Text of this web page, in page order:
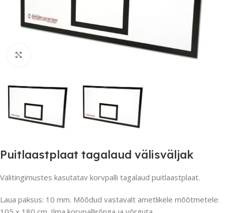
Puitlaastplaat tagalaud välisväljak
Välitingimustes kasutatav korvpalli tagalaud puitlaastplaat.
Laua paksus: 10 mm. Mõõdud vastavalt ametlikele mõõtmetele: